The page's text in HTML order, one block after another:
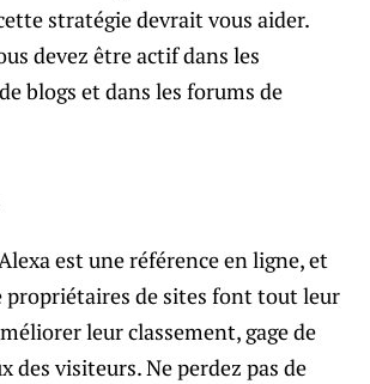
stratégie devrait vous aider.
devez être actif dans les
blogs et dans les forums de
est une référence en ligne, et
propriétaires de sites font tout leur
leur classement, gage de
des visiteurs. Ne perdez pas de